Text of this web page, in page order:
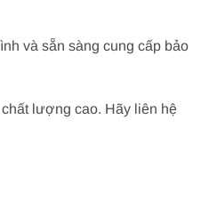
và sẵn sàng cung cấp bảo
lượng cao. Hãy liên hệ